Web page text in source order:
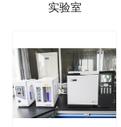
实验室